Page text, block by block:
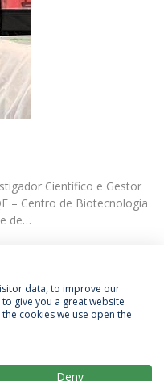
Científico e Gestor
– Centro de Biotecnologia
de…
& Condições
data, to improve our
give you a great website
cookies we use open the
Deny